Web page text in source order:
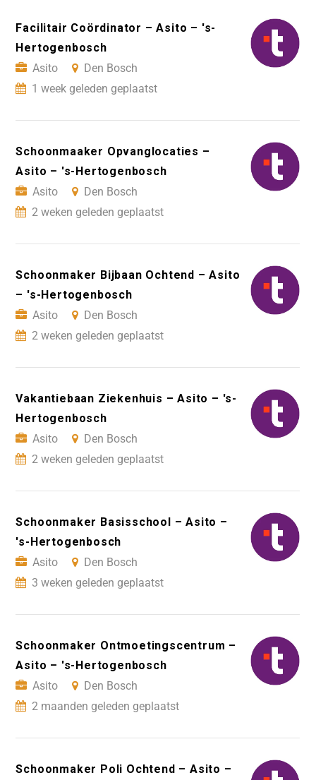
Facilitair Coördinator – Asito – 's-
Hertogenbosch
Asito
Den Bosch
1 week geleden geplaatst
Schoonmaaker Opvanglocaties –
Asito – 's-Hertogenbosch
Asito
Den Bosch
2 weken geleden geplaatst
Schoonmaker Bijbaan Ochtend – Asito
– 's-Hertogenbosch
Asito
Den Bosch
2 weken geleden geplaatst
Vakantiebaan Ziekenhuis – Asito – 's-
Hertogenbosch
Asito
Den Bosch
2 weken geleden geplaatst
Schoonmaker Basisschool – Asito –
's-Hertogenbosch
Asito
Den Bosch
3 weken geleden geplaatst
Schoonmaker Ontmoetingscentrum –
Asito – 's-Hertogenbosch
Asito
Den Bosch
2 maanden geleden geplaatst
Schoonmaker Poli Ochtend – Asito –